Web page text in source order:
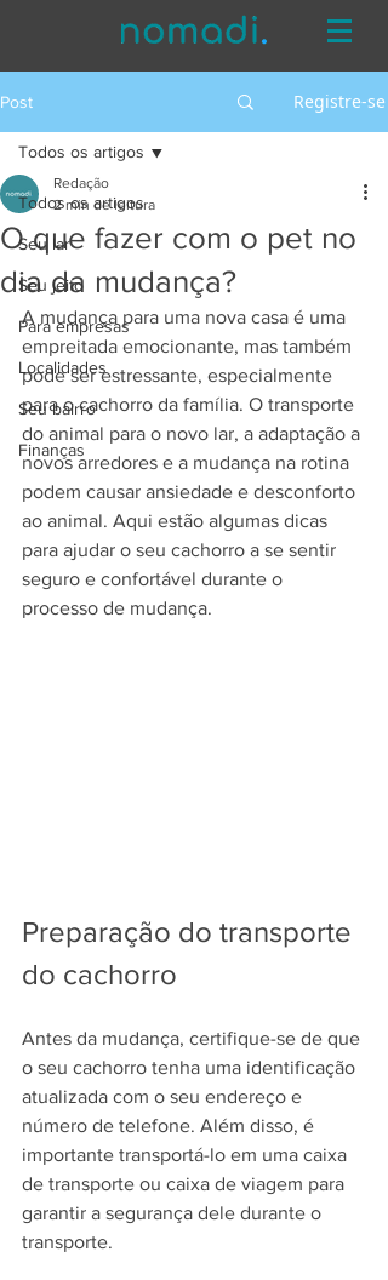
Post Registre-se
Todos os artigos
Seu lar
Seu jeito
Para empresas
Localidades
Seu bairro
Finanças
Todos os artigos
O que fazer com o pet no
dia da mudança?
Redação
2 min de leitura
A mudança para uma nova casa é uma
empreitada emocionante, mas também
pode ser estressante, especialmente
para o cachorro da família. O transporte
do animal para o novo lar, a adaptação a
novos arredores e a mudança na rotina
podem causar ansiedade e desconforto
ao animal. Aqui estão algumas dicas
para ajudar o seu cachorro a se sentir
seguro e confortável durante o
processo de mudança.
Preparação do transporte
do cachorro
Antes da mudança, certifique-se de que
o seu cachorro tenha uma identificação
atualizada com o seu endereço e
número de telefone. Além disso, é
importante transportá-lo em uma caixa
de transporte ou caixa de viagem para
garantir a segurança dele durante o
transporte.